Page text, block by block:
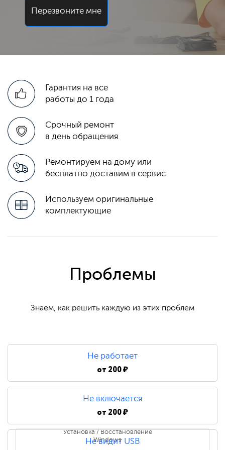
Перезвоните мне
Гарантия на все
работы до 1 года
Срочный ремонт
в день обращения
Ремонтируем на дому или
бесплатно доставим в сервис
Используем оригинальные
комплектующие
Проблемы
Знаем, как решить каждую из этих проблем
Не работает
от 200 ₽
Не включается
от 200 ₽
Установка / Восстановление
Windows
Не видит USB